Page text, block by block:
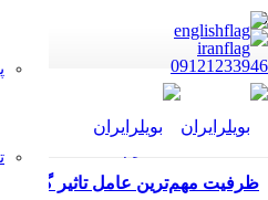
09121233946
ظرفیت مهم‌ترین عامل تاثیر گذار در